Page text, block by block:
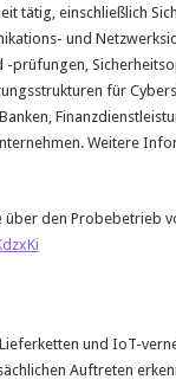
tätig, einschließlich
und
prüfungen,
für
Weitere
über den Probebetrieb
und IoT-
Auftreten